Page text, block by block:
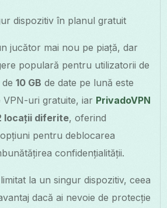
dispozitiv în planul gratuit
jucător mai nou pe piață, dar
populară pentru utilizatorii de
de10 GB de date pe lună este
VPN-uri gratuite, iar PrivadoVPN
locații diferite, oferind
pentru deblocarea
confidențialității.
la un singur dispozitiv, ceea
dacă ai nevoie de protecție